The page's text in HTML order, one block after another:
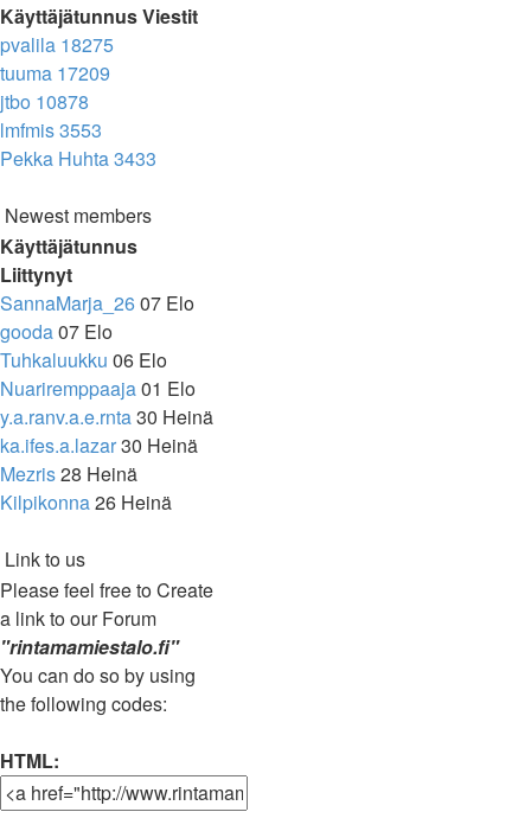
KäyttäjätunnusViestit
pvalila 18275
tuuma 17209
jtbo 10878
lmfmis3553
Pekka Huhta3433
Newest members
Käyttäjätunnus
Liittynyt
SannaMarja_2607 Elo
gooda07 Elo
Tuhkaluukku 06 Elo
Nuariremppaaja01 Elo
y.a.ranv.a.e.rnta30 Heinä
ka.ifes.a.lazar30 Heinä
Mezris28 Heinä
Kilpikonna26 Heinä
Link to us
Please feel free to Create
a link to our Forum
"rintamamiestalo.fi"
You can do so by using
the following codes:
HTML: